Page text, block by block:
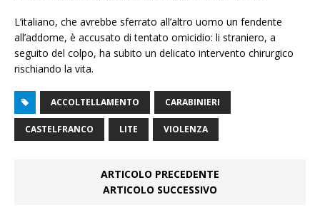
L’italiano, che avrebbe sferrato all’altro uomo un fendente
all’addome, è accusato di tentato omicidio: li straniero, a
seguito del colpo, ha subito un delicato intervento chirurgico
rischiando la vita.
ACCOLTELLAMENTO CARABINIERI
CASTELFRANCO LITE VIOLENZA
ARTICOLO PRECEDENTE
ARTICOLO SUCCESSIVO